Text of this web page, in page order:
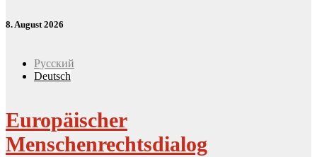
8. August 2026
Русский
Deutsch
Europäischer
Menschenrechtsdialog